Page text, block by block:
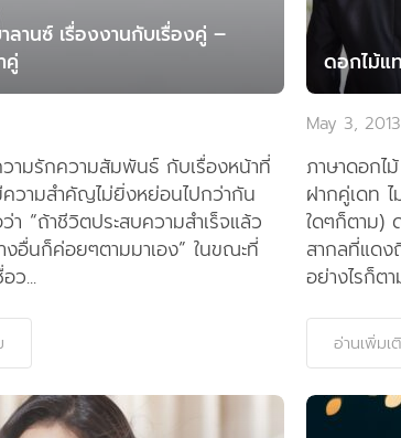
ลานซ์ เรื่องงานกับเรื่องคู่ –
คู่
ามรักความสัมพันธ์ กับเรื่องหน้าที่
วามสำคัญไม่ยิ่งหย่อนไปกว่ากัน
า “ถ้าชีวิตประสบความสำเร็จแล้ว
งอื่นก็ค่อยๆตามมาเอง” ในขณะที่
ว...
ดอกไม้แ
May 3, 2013
ภาษาดอกไ
ฝากคู่เดท
ใดๆก็ตาม)
สากลที่แดง
อย่างไรก็ต
อ่านเพิ่มเ